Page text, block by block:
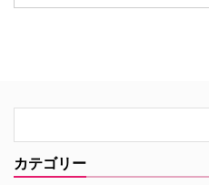
4K｜毎週（木） 17：00～ イタ
ク）3 あすへのカルテ』詳細 海
外ドラマ『DOC（ドック）3 あ
すへのカルテ』 総合｜毎週
カテゴリー